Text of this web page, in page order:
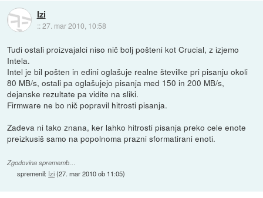
Izi
::27. mar 2010, 10:58
Tudi ostali proizvajalci niso nič bolj pošteni kot Crucial, z izjemo
Intela.
Intel je bil pošten in edini oglašuje realne številke pri pisanju okoli
80 MB/s, ostali pa oglašujejo pisanja med 150 in 200 MB/s,
dejanske rezultate pa vidite na sliki.
Firmware ne bo nič popravil hitrosti pisanja.
Zadeva ni tako znana, ker lahko hitrosti pisanja preko cele enote
preizkusiš samo na popolnoma prazni sformatirani enoti.
Zgodovina sprememb…
spremenil: Izi(27. mar 2010 ob 11:05)